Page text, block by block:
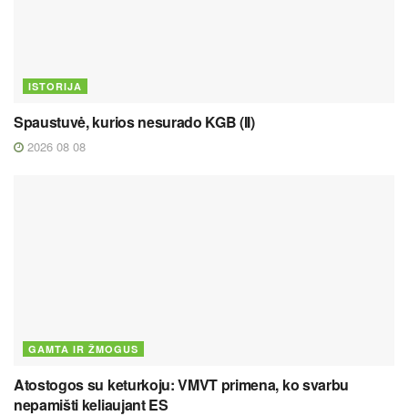
ISTORIJA
Spaustuvė, kurios nesurado KGB (II)
2026 08 08
GAMTA IR ŽMOGUS
Atostogos su keturkoju: VMVT primena, ko svarbu
nepamišti keliaujant ES